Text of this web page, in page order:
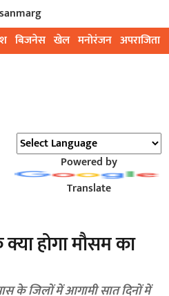
बिजनेस खेल मनोरंजन अपराजिता
Powered by
Translate
होगा मौसम का
के जिलों में आगामी सात दिनों में